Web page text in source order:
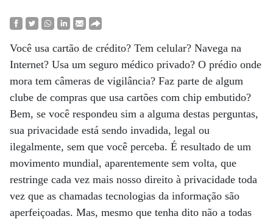
Você usa cartão de crédito? Tem celular? Navega na
Internet? Usa um seguro médico privado? O prédio onde
mora tem câmeras de vigilância? Faz parte de algum
clube de compras que usa cartões com chip embutido?
Bem, se você respondeu sim a alguma destas perguntas,
sua privacidade está sendo invadida, legal ou
ilegalmente, sem que você perceba. É resultado de um
movimento mundial, aparentemente sem volta, que
restringe cada vez mais nosso direito à privacidade toda
vez que as chamadas tecnologias da informação são
aperfeiçoadas. Mas, mesmo que tenha dito não a todas